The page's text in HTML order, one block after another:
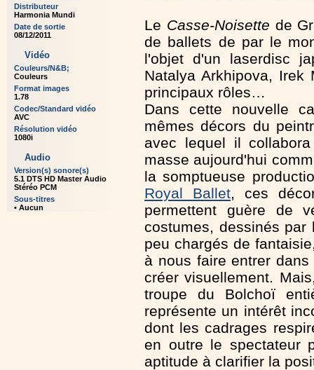
Distributeur
Harmonia Mundi
Date de sortie
08/12/2011
Vidéo
Couleurs/N&B;
Couleurs
Format images
1.78
Codec/Standard vidéo
AVC
Résolution vidéo
1080i
Audio
Version(s) sonore(s)
5.1 DTS HD Master Audio
Stéréo PCM
Sous-titres
• Aucun
Le Casse-Noisette de
de ballets de par le
l'objet d'un laserdisc
Natalya Arkhipova, Irek
principaux rôles…
Dans cette nouvelle
mêmes décors du
avec lequel il
masse aujourd'hui
la somptueuse
Royal Ballet, ces
permettent guère de
costumes, dessinés
peu chargés de
à nous faire entrer
créer visuellement.
troupe du Bolchoï
représente un intérêt
dont les cadrages
en outre le spectateur
aptitude à clarifier la